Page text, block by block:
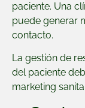
paciente. Una
puede generar
contacto.
La gestión de
del paciente
marketing